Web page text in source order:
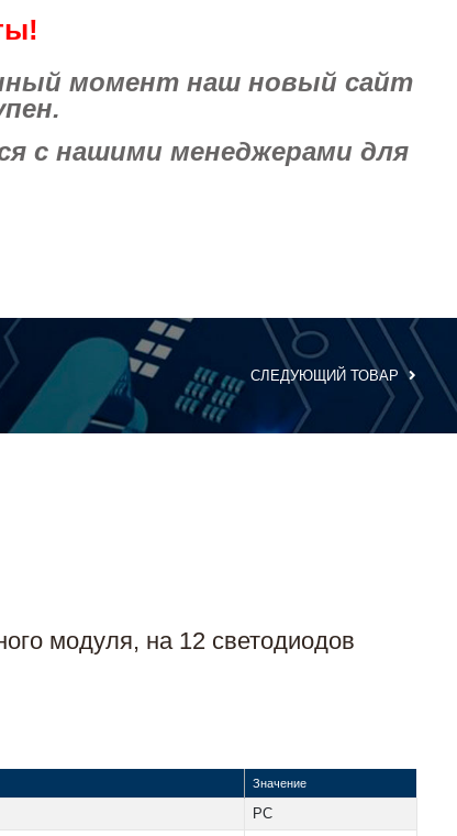
момент наш новый сайт
с нашими менеджерами для
СЛЕДУЮЩИЙ ТОВАР
модуля, на 12 светодиодов
Значение
PC